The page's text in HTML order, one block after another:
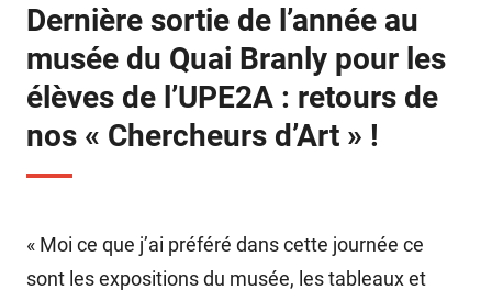
Dernière sortie de l’année au
musée du Quai Branly pour les
élèves de l’UPE2A : retours de
nos « Chercheurs d’Art » !
« Moi ce que j’ai préféré dans cette journée ce
sont les expositions du musée, les tableaux et